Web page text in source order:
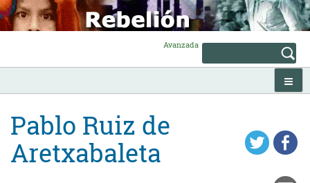
Skip
to
content
Avanzada
Pablo Ruiz de
Aretxabaleta